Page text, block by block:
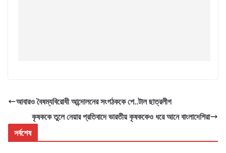
আবারও বৈষম্যবিরোধী আন্দোলনের সংগঠককে পে..টাল ছাত্রলীগ
কৃষককে তুলে নেয়ার প্রতিবাদে ভারতীয় কৃষককেও ধরে আনে বাংলাদেশিরা
সর্বশেষ